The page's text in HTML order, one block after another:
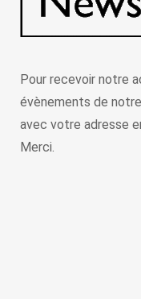
Pour recevoir notre
évènements de
avec votre adresse
Merci.